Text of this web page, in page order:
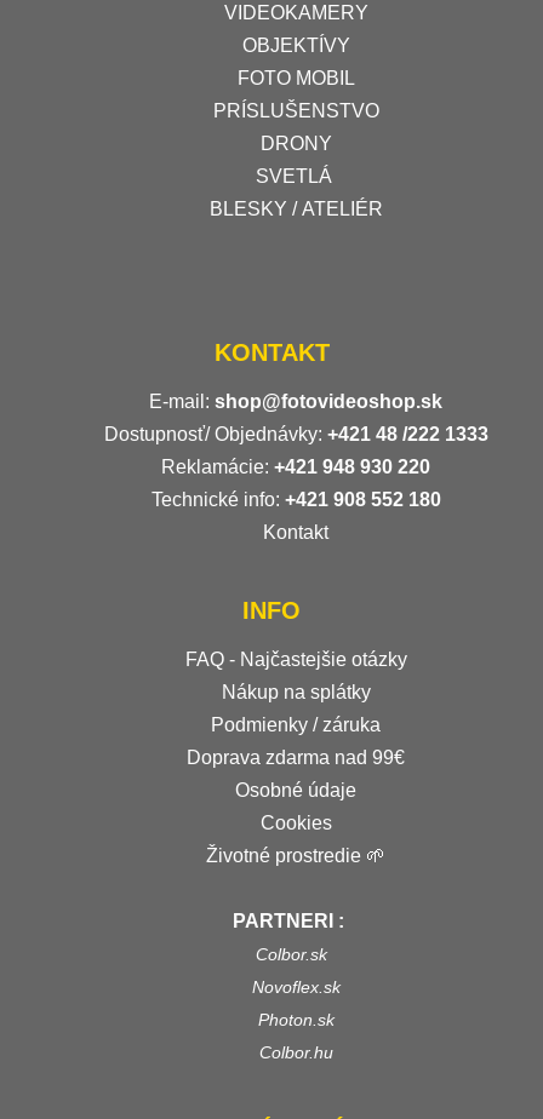
VIDEOKAMERY
OBJEKTÍVY
FOTO MOBIL
PRÍSLUŠENSTVO
DRONY
SVETLÁ
BLESKY / ATELIÉR
KONTAKT
E-mail: shop@fotovideoshop.sk
Dostupnosť/ Objednávky: +421 48 /222 1333
Reklamácie: +421 948 930 220
Technické info: +421 908 552 180
Kontakt
INFO
FAQ - Najčastejšie otázky
Nákup na splátky
Podmienky / záruka
Doprava zdarma nad 99€
Osobné údaje
Cookies
Životné prostredie 🌱
PARTNERI :
Colbor.sk
Novoflex.sk
Photon.sk
Colbor.hu